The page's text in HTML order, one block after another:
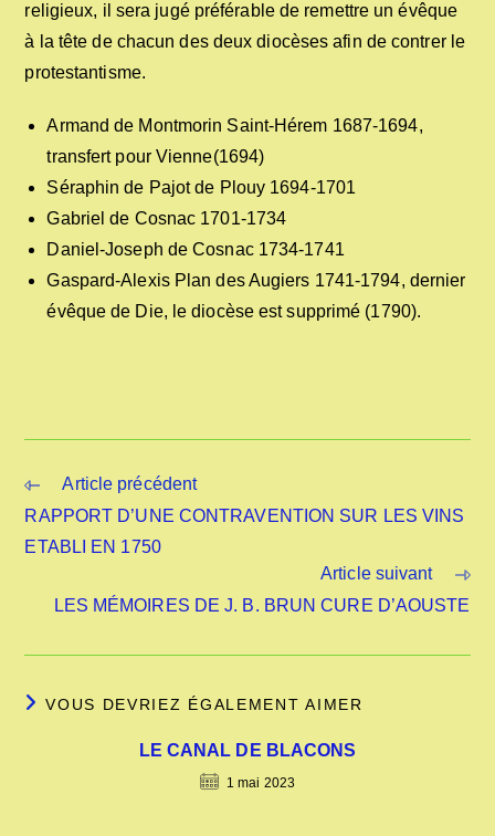
religieux, il sera jugé préférable de remettre un évêque
à la tête de chacun des deux diocèses afin de contrer le
protestantisme.
Armand de Montmorin Saint-Hérem 1687-1694,
transfert pour Vienne(1694)
Séraphin de Pajot de Plouy 1694-1701
Gabriel de Cosnac 1701-1734
Daniel-Joseph de Cosnac 1734-1741
Gaspard-Alexis Plan des Augiers 1741-1794, dernier
évêque de Die, le diocèse est supprimé (1790).
Read
articles
Article précédent
RAPPORT D’UNE CONTRAVENTION SUR LES VINS
ETABLI EN 1750
Article suivant
LES MÉMOIRES DE J. B. BRUN CURE D’AOUSTE
VOUS DEVRIEZ ÉGALEMENT AIMER
LE CANAL DE BLACONS
1 mai 2023